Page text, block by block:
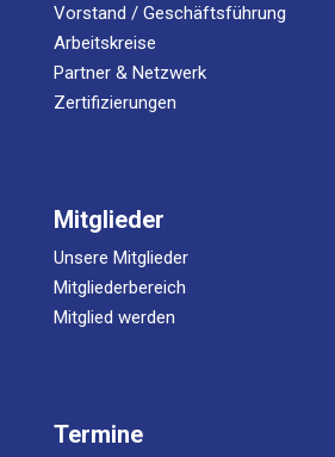
Vorstand / Geschäftsführung
Arbeitskreise
Partner & Netzwerk
Zertifizierungen
Mitglieder
Unsere Mitglieder
Mitgliederbereich
Mitglied werden
Termine